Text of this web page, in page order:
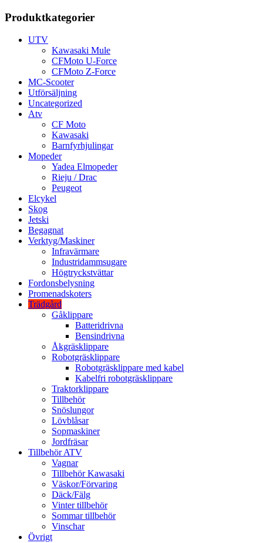
Produktkategorier
UTV
Kawasaki Mule
CFMoto U-Force
CFMoto Z-Force
MC-Scooter
Utförsäljning
Uncategorized
Atv
CF Moto
Kawasaki
Barnfyrhjulingar
Mopeder
Yadea Elmopeder
Rieju / Drac
Peugeot
Elcykel
Skog
Jetski
Begagnat
Verktyg/Maskiner
Infravärmare
Industridammsugare
Högtryckstvättar
Fordonsbelysning
Promenadskoters
Trädgård
Gåklippare
Batteridrivna
Bensindrivna
Åkgräsklippare
Robotgräsklippare
Robotgräsklippare med kabel
Kabelfri robotgräsklippare
Traktorklippare
Tillbehör
Snöslungor
Lövblåsar
Sopmaskiner
Jordfräsar
Tillbehör ATV
Vagnar
Tillbehör Kawasaki
Väskor/Förvaring
Däck/Fälg
Vinter tillbehör
Sommar tillbehör
Vinschar
Övrigt